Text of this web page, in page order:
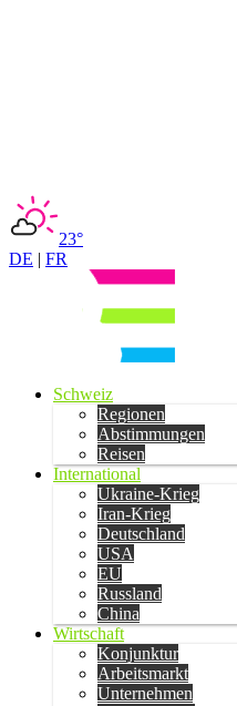
23°
DE | FR
Schweiz
Regionen
Abstimmungen
Reisen
International
Ukraine-Krieg
Iran-Krieg
Deutschland
USA
EU
Russland
China
Wirtschaft
Konjunktur
Arbeitsmarkt
Unternehmen